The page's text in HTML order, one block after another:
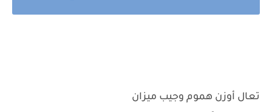
تعال أوزن هموم وجيب ميزان